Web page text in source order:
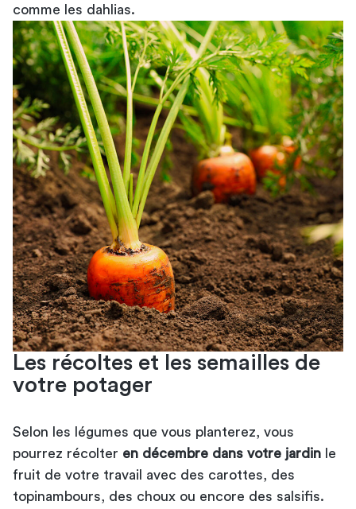
comme les dahlias.
Les récoltes et les semailles de
votre potager
Selon les légumes que vous planterez, vous
pourrez récolter en décembre dans votre jardin le
fruit de votre travail avec des carottes, des
topinambours, des choux ou encore des salsifis.